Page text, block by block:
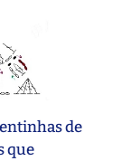
de
que